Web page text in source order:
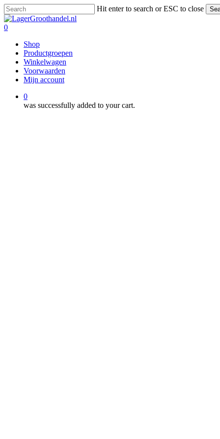
Skip
to
main
Hit enter to search or ESC to close
Close
Search
0
Shop
Productgroepen
Winkelwagen
Voorwaarden
Mijn account
0
was successfully added to your cart.